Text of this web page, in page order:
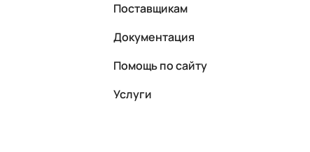
Поставщикам
Документация
Помощь по сайту
Услуги